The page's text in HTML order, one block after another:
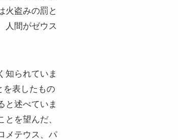
火盗みの罰と
人間がゼウス
知られていま
を表したもの
と述べていま
を望んだ、
メテウス、パ